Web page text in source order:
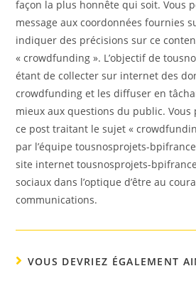
façon la plus honnête qui soit. Vous
message aux coordonnées fournies
indiquer des précisions sur ce
« crowdfunding ». L’objectif de
étant de collecter sur internet des
crowdfunding et les diffuser en
mieux aux questions du public.
ce post traitant le sujet «
par l’équipe tousnosprojets-
site internet tousnosprojets-
sociaux dans l’optique d’être au
communications.
VOUS DEVRIEZ ÉGALEMENT